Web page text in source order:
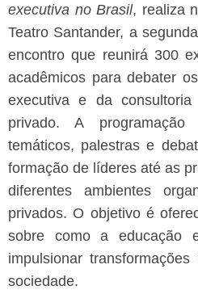
executiva no Brasil, realiza
Teatro Santander, a
encontro que reunirá 300
acadêmicos para debater
executiva e da
privado.A
temáticos, palestras e
formação de líderes até as
diferentes ambientes
privados. O objetivo é
sobre como a educação
impulsionar
sociedade.